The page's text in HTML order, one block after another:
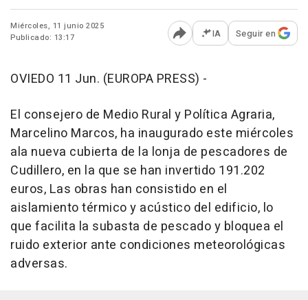
Miércoles, 11 junio 2025
Publicado: 13:17
Abrir opciones para
IA Seguir en
OVIEDO 11 Jun. (EUROPA PRESS) -
El consejero de Medio Rural y Política Agraria,
Marcelino Marcos, ha inaugurado este miércoles
ala nueva cubierta de la lonja de pescadores de
Cudillero, en la que se han invertido 191.202
euros, Las obras han consistido en el
aislamiento térmico y acústico del edificio, lo
que facilita la subasta de pescado y bloquea el
ruido exterior ante condiciones meteorológicas
adversas.